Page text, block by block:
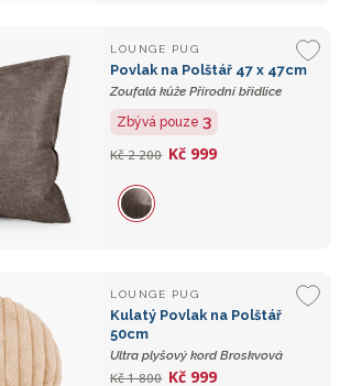
LOUNGE PUG
Povlak na Polštář 47 x 47cm
Zoufalá kůže Přírodní břidlice
Zbývá pouze3
Kč 2 200 Kč 999
LOUNGE PUG
Kulatý Povlak na Polštář
50cm
Ultra plyšový kord Broskvová
Kč 1 800 Kč 999